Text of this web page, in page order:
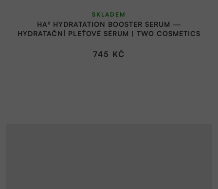
HA⁶ HYDRATATION BOOSTER SERUM —
HYDRATAČNÍ PLEŤOVÉ SÉRUM | TWO COSMETICS
SKLADEM
745 KČ